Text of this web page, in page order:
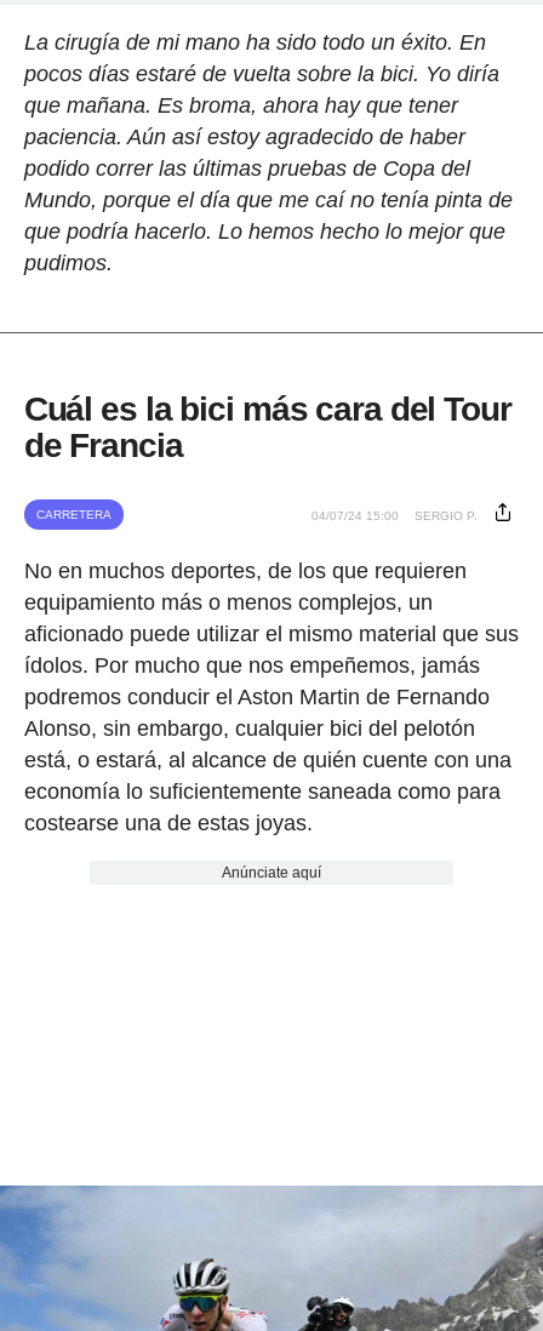
La cirugía de mi mano ha sido todo un éxito. En
pocos días estaré de vuelta sobre la bici. Yo diría
que mañana. Es broma, ahora hay que tener
paciencia. Aún así estoy agradecido de haber
podido correr las últimas pruebas de Copa del
Mundo, porque el día que me caí no tenía pinta de
que podría hacerlo. Lo hemos hecho lo mejor que
pudimos.
Cuál es la bici más cara del Tour
de Francia
CARRETERA 04/07/24 15:00 SERGIO P.
No en muchos deportes, de los que requieren
equipamiento más o menos complejos, un
aficionado puede utilizar el mismo material que sus
ídolos. Por mucho que nos empeñemos, jamás
podremos conducir el Aston Martin de Fernando
Alonso, sin embargo, cualquier bici del pelotón
está, o estará, al alcance de quién cuente con una
economía lo suficientemente saneada como para
costearse una de estas joyas.
Anúnciate aquí